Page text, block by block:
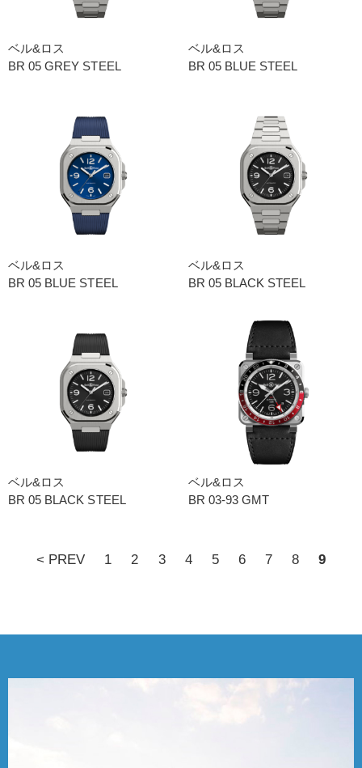
ベル&ロス
BR 05 GREY STEEL
ベル&ロス
BR 05 BLUE STEEL
ベル&ロス
BR 05 BLUE STEEL
ベル&ロス
BR 05 BLACK STEEL
ベル&ロス
BR 05 BLACK STEEL
ベル&ロス
BR 03-93 GMT
< PREV 1 2 3 4 5 6 7 8 9